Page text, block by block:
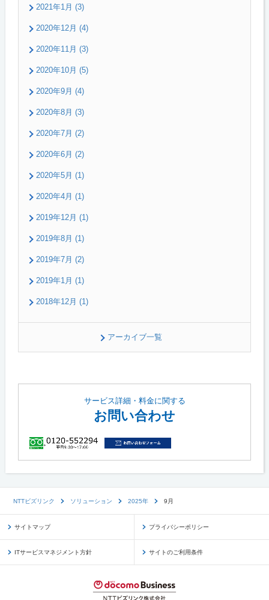
2021年1月 (3)
2020年12月 (4)
2020年11月 (3)
2020年10月 (5)
2020年9月 (4)
2020年8月 (3)
2020年7月 (2)
2020年6月 (2)
2020年5月 (1)
2020年4月 (1)
2019年12月 (1)
2019年8月 (1)
2019年7月 (2)
2019年1月 (1)
2018年12月 (1)
アーカイブ一覧
サービス詳細・料金に関する
お問い合わせ
NTTビズリンク ソリューション 2025年 9月
サイトマップ プライバシーポリシー
ITサービスマネジメント方針 サイトのご利用条件